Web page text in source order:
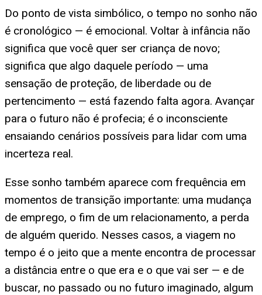
Do ponto de vista simbólico, o tempo no sonho não
é cronológico — é emocional. Voltar à infância não
significa que você quer ser criança de novo;
significa que algo daquele período — uma
sensação de proteção, de liberdade ou de
pertencimento — está fazendo falta agora. Avançar
para o futuro não é profecia; é o inconsciente
ensaiando cenários possíveis para lidar com uma
incerteza real.
Esse sonho também aparece com frequência em
momentos de transição importante: uma mudança
de emprego, o fim de um relacionamento, a perda
de alguém querido. Nesses casos, a viagem no
tempo é o jeito que a mente encontra de processar
a distância entre o que era e o que vai ser — e de
buscar, no passado ou no futuro imaginado, algum